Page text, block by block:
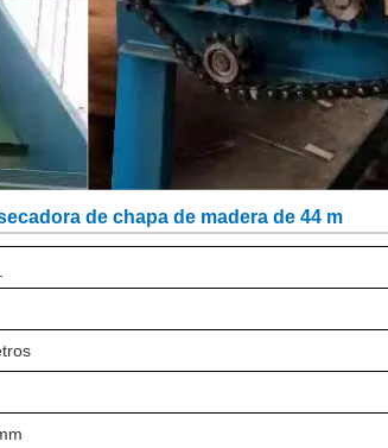
de chapa de madera de 44 m